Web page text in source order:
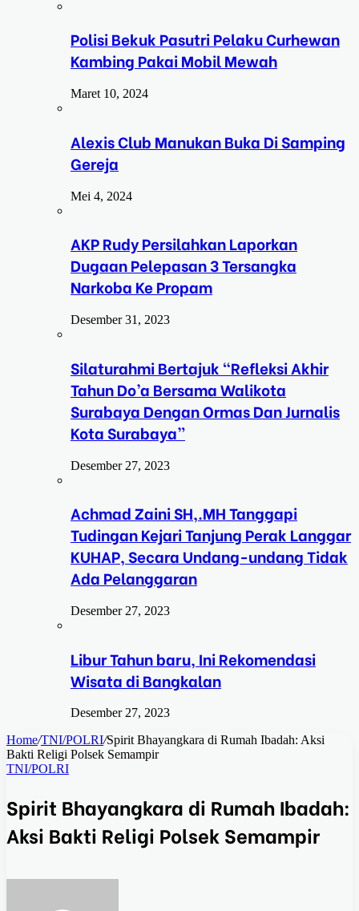
Polisi Bekuk Pasutri Pelaku Curhewan
Kambing Pakai Mobil Mewah
Maret 10, 2024
Alexis Club Manukan Buka Di Samping
Gereja
Mei 4, 2024
AKP Rudy Persilahkan Laporkan
Dugaan Pelepasan 3 Tersangka
Narkoba Ke Propam
Desember 31, 2023
Silaturahmi Bertajuk “Refleksi Akhir
Tahun Do’a Bersama Walikota
Surabaya Dengan Ormas Dan Jurnalis
Kota Surabaya”
Desember 27, 2023
Achmad Zaini SH,.MH Tanggapi
Tudingan Kejari Tanjung Perak Langgar
KUHAP, Secara Undang-undang Tidak
Ada Pelanggaran
Desember 27, 2023
Libur Tahun baru, Ini Rekomendasi
Wisata di Bangkalan
Desember 27, 2023
Home/TNI/POLRI/Spirit Bhayangkara di Rumah Ibadah: Aksi
Bakti Religi Polsek Semampir
TNI/POLRI
Spirit Bhayangkara di Rumah Ibadah:
Aksi Bakti Religi Polsek Semampir